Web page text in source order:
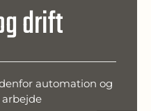
drift
automation og